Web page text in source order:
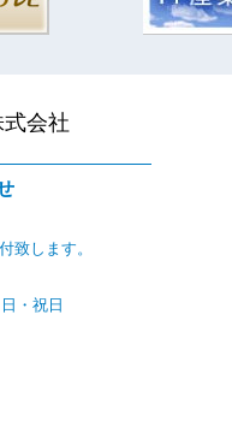
会社
致します。
・祝日